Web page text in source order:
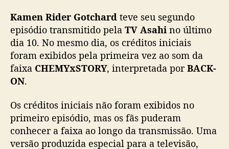
c
h
a
d
”
e
m
a
d
Kamen Rider Gotchard teve seu segundo
episódio transmitido pela TV Asahi no último
dia 10. No mesmo dia, os créditos iniciais
foram exibidos pela primeira vez ao som da
faixa CHEMYxSTORY, interpretada porBACK-
ON.
Os créditos iniciais não foram exibidos no
primeiro episódio, mas os fãs puderam
conhecer a faixa ao longo da transmissão. Uma
versão produzida especial para a televisão,